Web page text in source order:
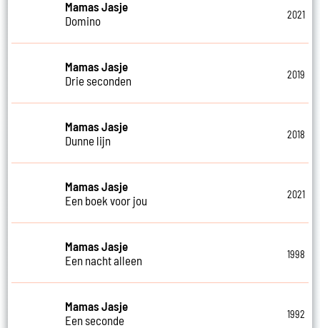
Mamas Jasje
Domino
2021
Mamas Jasje
Drie seconden
2019
Mamas Jasje
Dunne lijn
2018
Mamas Jasje
Een boek voor jou
2021
Mamas Jasje
Een nacht alleen
1998
Mamas Jasje
Een seconde
1992